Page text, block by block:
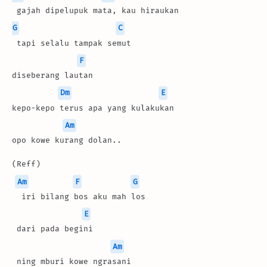
gajah dipelupuk mata, kau hiraukan
G
C
tapi selalu tampak semut
F
diseberang lautan
Dm
E
kepo-kepo terus apa yang kulakukan
Am
opo kowe kurang dolan..
(Reff)
Am
F
G
  iri bilang bos aku mah los
E
dari pada begini
Am
ning mburi kowe ngrasani